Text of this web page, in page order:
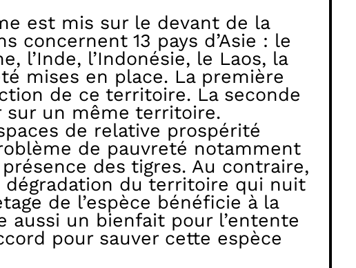
est mis sur le devant de la
concernent 13 pays d’Asie : le
l’Inde, l’Indonésie, le Laos, la
mises en place. La première
de ce territoire. La seconde
sur un même territoire.
de relative prospérité
de pauvreté notamment
des tigres. Au contraire,
du territoire qui nuit
de l’espèce bénéficie à la
aussi un bienfait pour l’entente
pour sauver cette espèce